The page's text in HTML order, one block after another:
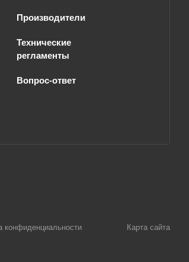
Производители
Технические
регламенты
Вопрос-ответ
конфиденциальности Карта сайта